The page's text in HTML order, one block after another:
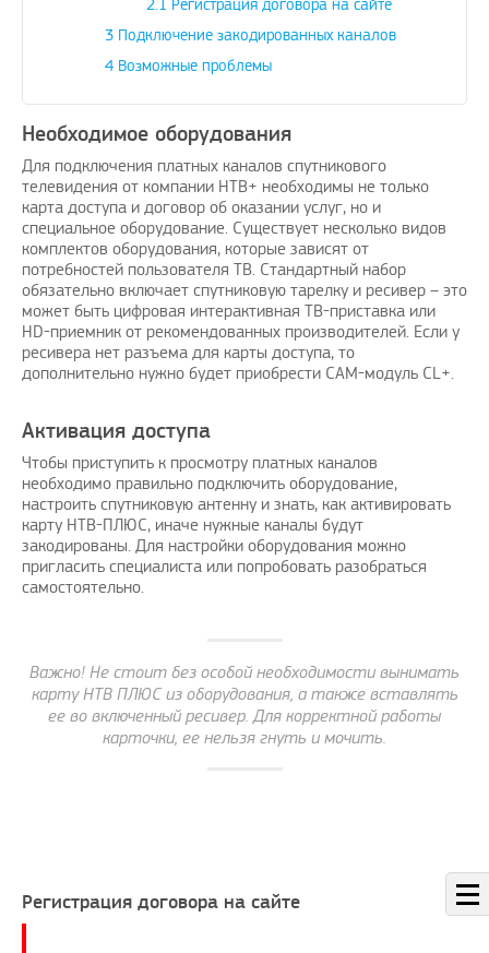
2.1 Регистрация договора на сайте
3 Подключение закодированных каналов
4 Возможные проблемы
Необходимое оборудования
Для подключения платных каналов спутникового
телевидения от компании НТВ+ необходимы не только
карта доступа и договор об оказании услуг, но и
специальное оборудование. Существует несколько видов
комплектов оборудования, которые зависят от
потребностей пользователя ТВ. Стандартный набор
обязательно включает спутниковую тарелку и ресивер – это
может быть цифровая интерактивная ТВ-приставка или
HD-приемник от рекомендованных производителей. Если у
ресивера нет разъема для карты доступа, то
дополнительно нужно будет приобрести CAM-модуль CL+.
Активация доступа
Чтобы приступить к просмотру платных каналов
необходимо правильно подключить оборудование,
настроить спутниковую антенну и знать, как активировать
карту НТВ-ПЛЮС, иначе нужные каналы будут
закодированы. Для настройки оборудования можно
пригласить специалиста или попробовать разобраться
самостоятельно.
Важно! Не стоит без особой необходимости вынимать
карту НТВ ПЛЮС из оборудования, а также вставлять
ее во включенный ресивер. Для корректной работы
карточки, ее нельзя гнуть и мочить.
Регистрация договора на сайте